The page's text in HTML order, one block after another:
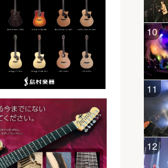
10
11
12